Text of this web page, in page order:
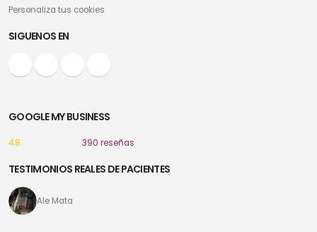
Personaliza tus cookies
SIGUENOS EN
GOOGLE MY BUSINESS
4.8 390 reseñas
TESTIMONIOS REALES DE PACIENTES
Ale Mata